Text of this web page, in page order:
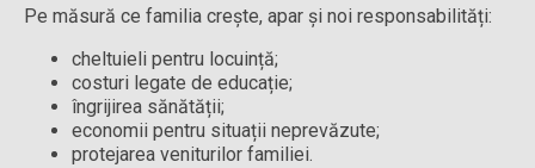
Pe măsură ce familia crește, apar și noi responsabilități:
cheltuieli pentru locuință;
costuri legate de educație;
îngrijirea sănătății;
economii pentru situații neprevăzute;
protejarea veniturilor familiei.